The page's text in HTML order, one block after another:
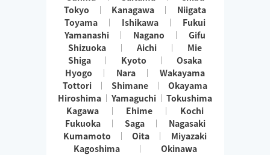
Tokyo
Kanagawa
Niigata
Toyama
Ishikawa
Fukui
Yamanashi
Nagano
Gifu
Shizuoka
Aichi
Mie
Shiga
Kyoto
Osaka
Hyogo
Nara
Wakayama
Tottori
Shimane
Okayama
Hiroshima
Yamaguchi
Tokushima
Kagawa
Ehime
Kochi
Fukuoka
Saga
Nagasaki
Kumamoto
Oita
Miyazaki
Kagoshima
Okinawa